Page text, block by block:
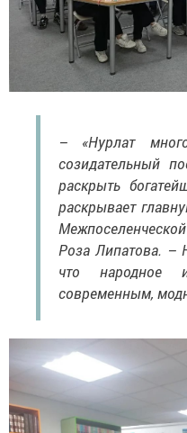
– «Нурлат
созидательный
раскрыть
раскрывает
Роза Липатова. –
что народное
современным,